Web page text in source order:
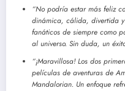
“No podría estar más feliz
dinámica, cálida, divertida
fanáticos de siempre como
al universo. Sin duda, un
“¡Maravillosa! Los dos
películas de aventuras de
Mandalorian. Un enfoque